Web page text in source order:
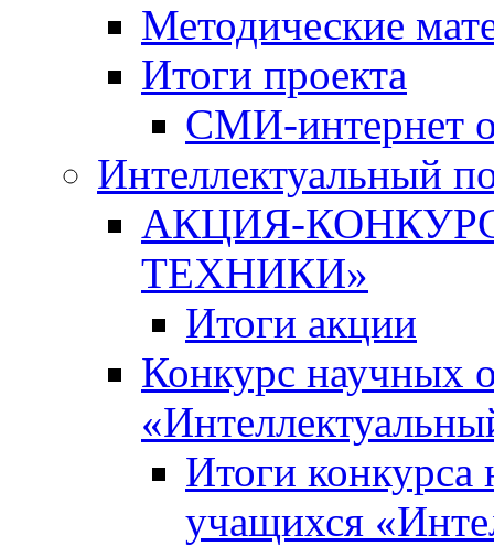
Методические
Итоги проекта
СМИ-интернет
Интеллектуальный
АКЦИЯ-
ТЕХНИКИ»
Итоги акции
Конкурс научных
Итоги
учащихся